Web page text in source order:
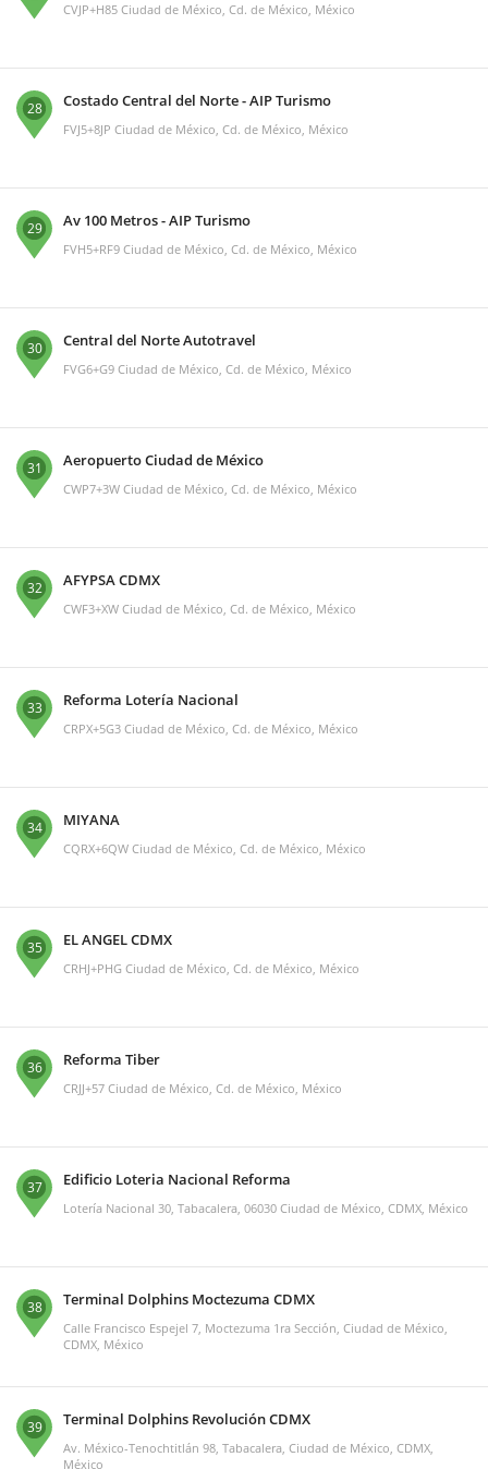
CVJP+H85 Ciudad de México, Cd. de México, México
28 Costado Central del Norte - AIP Turismo
FVJ5+8JP Ciudad de México, Cd. de México, México
29 Av 100 Metros - AIP Turismo
FVH5+RF9 Ciudad de México, Cd. de México, México
30 Central del Norte Autotravel
FVG6+G9 Ciudad de México, Cd. de México, México
31 Aeropuerto Ciudad de México
CWP7+3W Ciudad de México, Cd. de México, México
32 AFYPSA CDMX
CWF3+XW Ciudad de México, Cd. de México, México
33 Reforma Lotería Nacional
CRPX+5G3 Ciudad de México, Cd. de México, México
34 MIYANA
CQRX+6QW Ciudad de México, Cd. de México, México
35 EL ANGEL CDMX
CRHJ+PHG Ciudad de México, Cd. de México, México
36 Reforma Tiber
CRJJ+57 Ciudad de México, Cd. de México, México
37 Edificio Loteria Nacional Reforma
Lotería Nacional 30, Tabacalera, 06030 Ciudad de México, CDMX, México
38 Terminal Dolphins Moctezuma CDMX
Calle Francisco Espejel 7, Moctezuma 1ra Sección, Ciudad de México,
CDMX, México
39 Terminal Dolphins Revolución CDMX
Av. México-Tenochtitlán 98, Tabacalera, Ciudad de México, CDMX,
México